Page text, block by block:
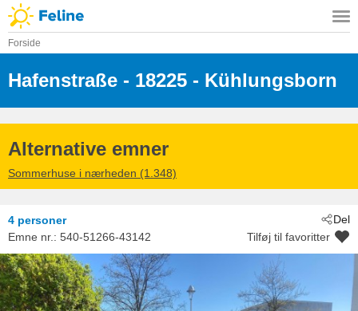
Forside
Hafenstraße - 18225 - Kühlungsborn
Alternative emner
Sommerhuse i nærheden (1.348)
Del
4 personer
Emne nr.: 540-51266-43142 Tilføj til favoritter